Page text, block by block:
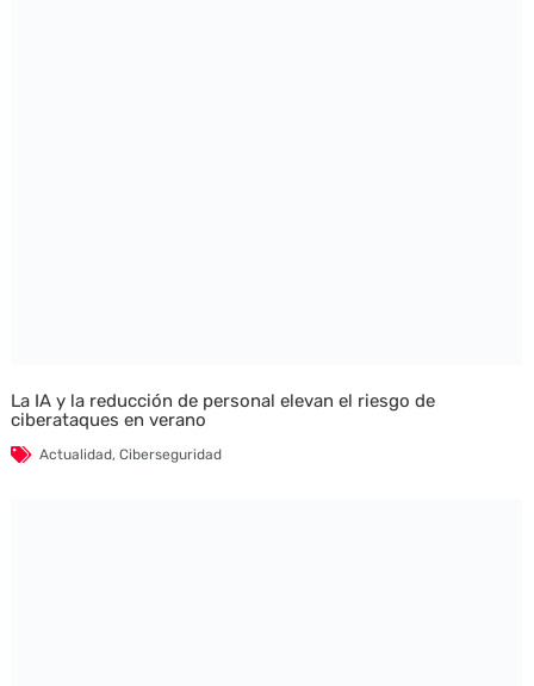
La IA y la reducción de personal elevan el riesgo de
ciberataques en verano
Actualidad, Ciberseguridad